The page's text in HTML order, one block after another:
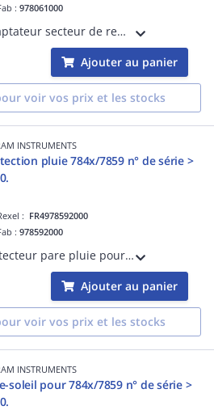
:978061000
Adaptateur secteur de remplacement pour les mesureurs de champ de la série 780x et de la série 784x et 784xB
Ajouter au panier
voir vos prix et les stocks
INSTRUMENTS
pluie 784x/7859 n° de série >
: FR4978592000
:978592000
Protecteur pare pluie pour Sefram 7848 et 7849 n° série > 3000. Il permet l'utilisation des appareils sous la pluie sans risque d'endommagement.
Ajouter au panier
voir vos prix et les stocks
INSTRUMENTS
soleil pour 784x/7859 n° de série >